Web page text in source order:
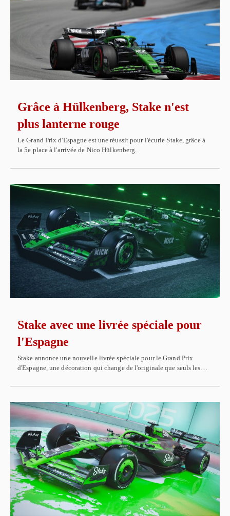
Grâce à Hülkenberg, Stake n'est
plus lanterne rouge
Le Grand Prix d'Espagne est une réussit pour l'écurie Stake, grâce à
la 5e place à l'arrivée de Nico Hülkenberg.
Stake avec une livrée spéciale pour
l'Espagne
Stake annonce une nouvelle livrée spéciale pour le Grand Prix
d'Espagne, une décoration qui change de l'originale que seuls les…